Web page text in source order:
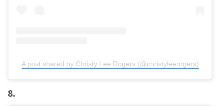
A post shared by Christy Lee Rogers (@christyleerogers)
8.